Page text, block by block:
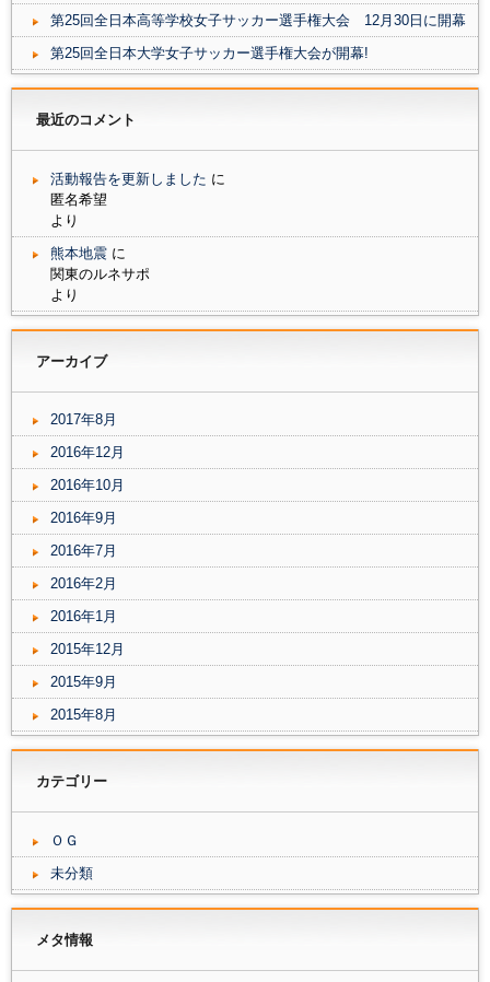
ま
す
)
し
い
ウ
ィ
ン
ド
ウ
開
き
す
第25回全日本高等学校女子サッカー選手権大会 12月30日に開幕
第25回全日本大学女子サッカー選手権大会が開幕!
最近のコメント
活動報告を更新しました に
匿名希望
より
熊本地震 に
関東のルネサポ
より
アーカイブ
2017年8月
2016年12月
2016年10月
2016年9月
2016年7月
2016年2月
2016年1月
2015年12月
2015年9月
2015年8月
カテゴリー
ＯＧ
未分類
メタ情報